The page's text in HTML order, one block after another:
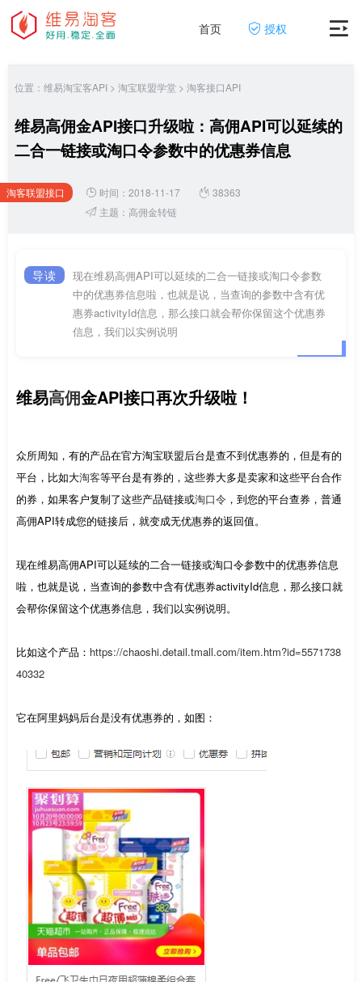
首页 授权
位置： 维易淘宝客API > 淘宝联盟学堂 > 淘客接口API
维易高佣金API接口升级啦：高佣API可以延续的
二合一链接或淘口令参数中的优惠券信息
淘客联盟接口
时间：2018-11-17
38363
主题： 高佣金转链
导读
现在维易高佣API可以延续的二合一链接或淘口令参数
中的优惠券信息啦，也就是说，当查询的参数中含有优
惠券activityId信息，那么接口就会帮你保留这个优惠券
信息，我们以实例说明
维易高佣金API接口再次升级啦！
众所周知，有的产品在官方淘宝联盟后台是查不到优惠券的，但是有的
平台，比如大淘客等平台是有券的，这些券大多是卖家和这些平台合作
的券，如果客户复制了这些产品链接或淘口令 ，到您的平台查券，普通
高佣API转成您的链接后，就变成无优惠券的返回值。
现在维易高佣API可以延续的二合一链接或淘口令参数中的优惠券信息
啦，也就是说，当查询的参数中含有优惠券activityId信息，那么接口就
会帮你保留这个优惠券信息，我们以实例说明。
比如这个产品： https://chaoshi.detail.tmall.com/item.htm?id=5571738
40332
它在阿里妈妈后台是没有优惠券的，如图：